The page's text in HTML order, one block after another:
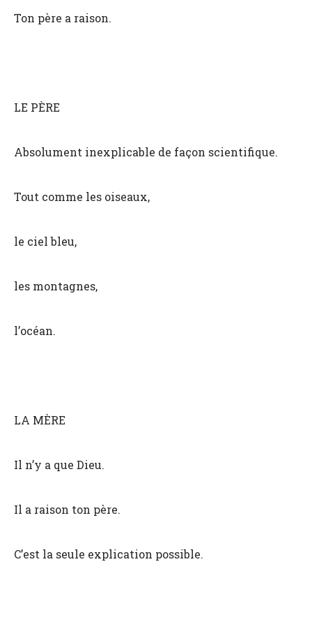
Ton père a raison.
LE PÈRE
Absolument inexplicable de façon scientifique.
Tout comme les oiseaux,
le ciel bleu,
les montagnes,
l’océan.
LA MÈRE
Il n’y a que Dieu.
Il a raison ton père.
C’est la seule explication possible.